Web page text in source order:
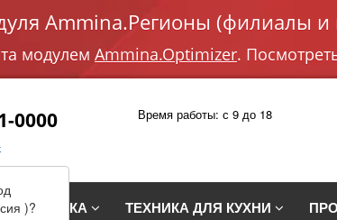
Ammina.Регионы (филиалы и
модулем Ammina.Optimizer.
0000 Время работы: с 9 до 18
ТЕХНИКА ТЕХНИКА ДЛЯ КУХНИ
)?